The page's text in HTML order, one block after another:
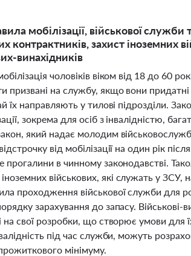
мобілізації, військової
контрактників, захист іноземних
винахідників
чоловіків віком від 18 до 60
призвані на службу, якщо вони
їх направляють у тилові підрозділи.
зокрема для осіб з інвалідністю,
який надає молодим
від мобілізації на один рік
прогалини в чинному законодавстві.
військових, які служать у ЗСУ,
проходження військової служби для
зарахування до запасу.
на свої розробки, що створює умови
під час служби, можуть
мінімуму.